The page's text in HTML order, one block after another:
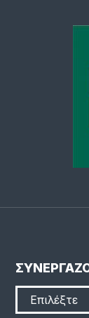
Επιλέξτε